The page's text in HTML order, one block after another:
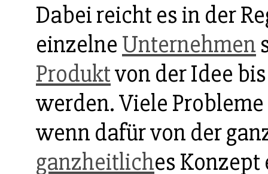
Dabei reicht es in der
einzelne Unternehmen
Produktvon der Idee
werden. Viele
wenn dafür von der
ganzheitliches